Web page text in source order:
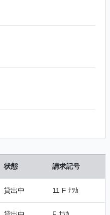
状態 請求記号
貸出中 11 F ﾅﾂｶ